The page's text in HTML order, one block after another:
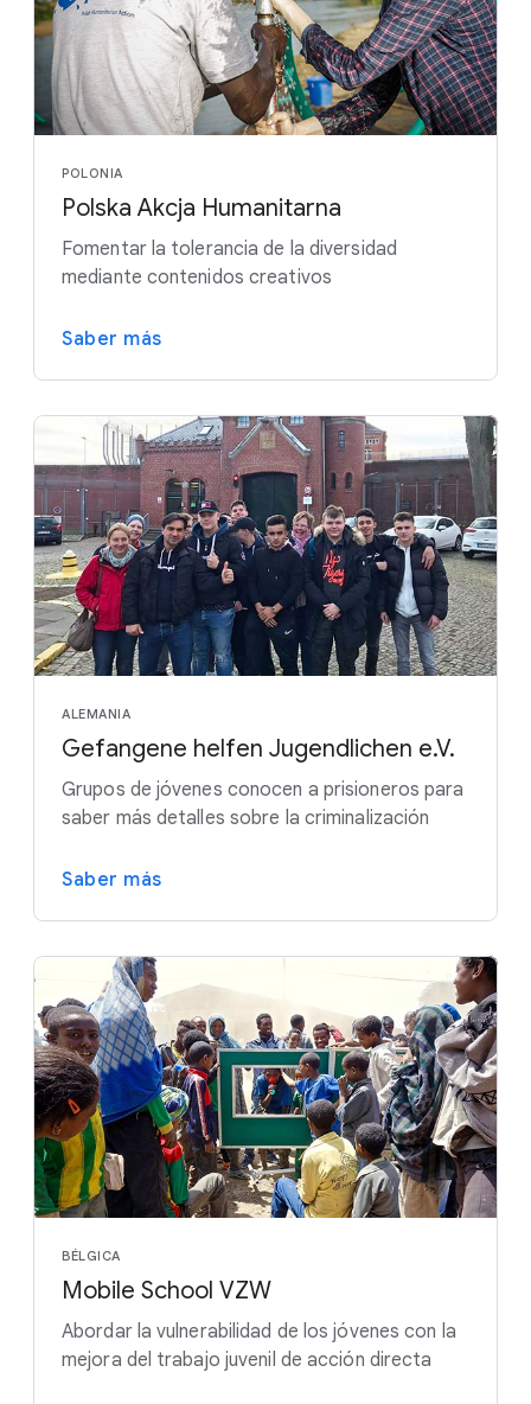
POLONIA
Polska Akcja Humanitarna
Fomentar la tolerancia de la diversidad
mediante contenidos creativos
Saber más
ALEMANIA
Gefangene helfen Jugendlichen e.V.
Grupos de jóvenes conocen a prisioneros para
saber más detalles sobre la criminalización
Saber más
BÉLGICA
Mobile School VZW
Abordar la vulnerabilidad de los jóvenes con la
mejora del trabajo juvenil de acción directa